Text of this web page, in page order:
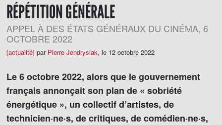
RÉPÉTITION GÉNÉRALE
APPEL À DES ÉTATS GÉNÉRAUX DU CINÉMA, 6
OCTOBRE 2022
[actualité] par Pierre Jendrysiak, le 12 octobre 2022
Le 6 octobre 2022, alors que le gouvernement
français annonçait son plan de « sobriété
énergétique », un collectif d’artistes, de
technicien·ne·s, de critiques, de comédien·ne·s,